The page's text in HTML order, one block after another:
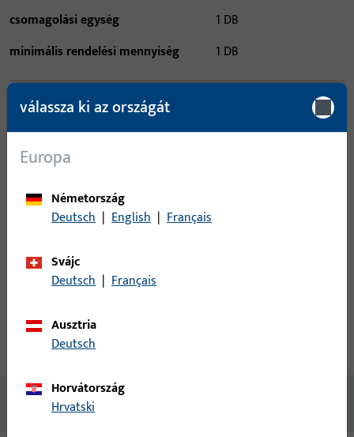
csomagolási egység
1 DB
minimális rendelési mennyiség
1 DB
Bejelentkezés
Kérjük, jelentkezzen be ügyféladataival, hogy tájékozódhasson
az árakról vagy termékeket rendelhessen
bejelentkezés
Letöltések
Nincs elérhető tartalom
válassza ki az országát
Europa
Németország
Deutsch | English | Français
Svájc
Deutsch | Français
Ausztria
Deutsch
Horvátország
Hrvatski